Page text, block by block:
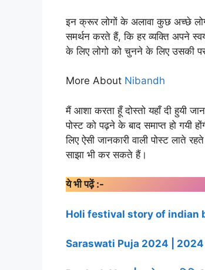
इन क्रूर लोगों के अलावा कुछ अच्छे
समर्थन करते हैं, कि हर व्यक्ति अपने
के लिए लोगो को चुनने के लिए उसकी
More About Nibandh
मैं आशा करता हूँ दोस्तो यहाँ दी हुयी
पोस्ट को पढ़ने के बाद समाप्त हो गयी
लिए ऐसी जानकारी वाली पोस्ट लाते
साझा भी कर सकते हैं।
ये भी पढ़ें :-
Holi festival story of indian
Saraswati Puja 2024 | 2024